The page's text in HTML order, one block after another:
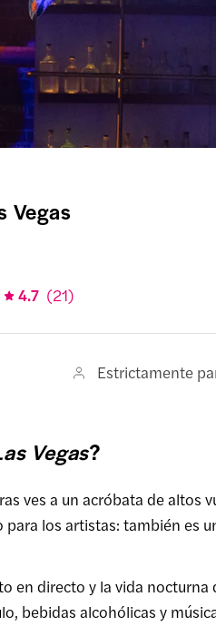
Vegas
4.7 (21)
Estrictamente
Vegas?
ves a un acróbata de altos
los artistas: también es
en directo y la vida nocturna
bebidas alcohólicas y